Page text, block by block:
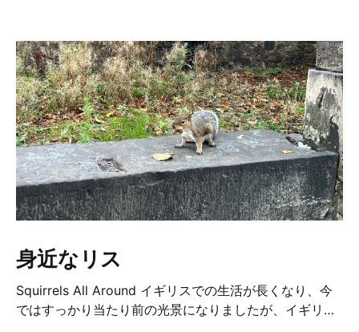
身近なリス
Squirrels All Around イギリスでの生活が長くなり、今
ではすっかり当たり前の光景になりましたが、イギリス